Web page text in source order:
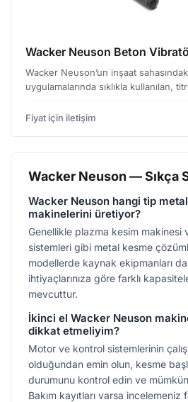
Wacker Neuson Beton
Wacker Neuson’un inşaat
uygulamalarında sıklıkla kullanılan,
dayanıklı bir yapı elde etmek için
Fiyat için iletişim
Wacker Neuson — Sıkça
Wacker Neuson hangi tip
makinelerini üretiyor?
Genellikle plazma kesim makinesi
sistemleri gibi metal kesme
modellerde kaynak ekipmanları
ihtiyaçlarınıza göre farklı
mevcuttur.
İkinci el Wacker Neuson
dikkat etmeliyim?
Motor ve kontrol sistemlerinin
olduğundan emin olun, kesme
durumunu kontrol edin ve
Bakım kayıtları varsa incelemeniz